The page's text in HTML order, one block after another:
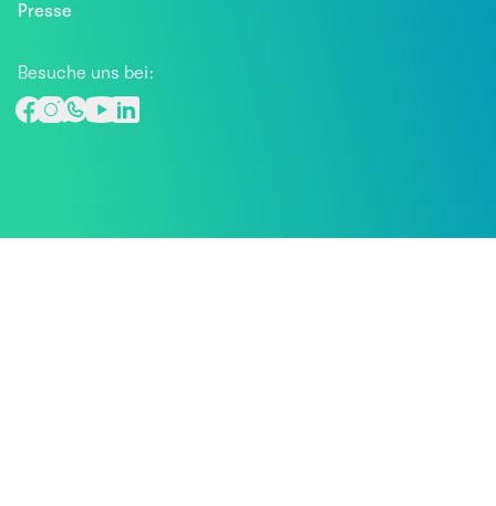
Presse
Besuche uns bei: